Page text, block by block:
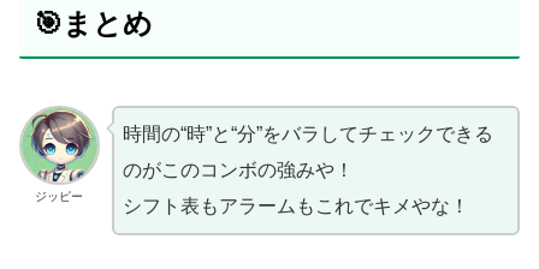
🎯まとめ
ジッピー
時間の“時”と“分”をバラしてチェックできる
のがこのコンボの強みや！
シフト表もアラームもこれでキメやな！